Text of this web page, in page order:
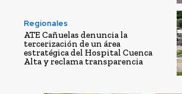
Regionales
ATE Cañuelas denuncia la
tercerización de un área
estratégica del Hospital Cuenca
Alta y reclama transparencia